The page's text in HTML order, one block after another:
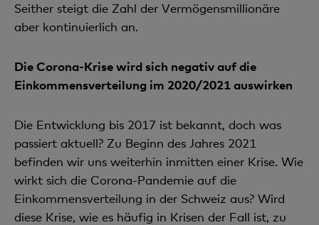
Seither steigt die Zahl der Vermögensmillionäre
aber kontinuierlich an.
Die Corona-Krise wird sich negativ auf die
Einkommensverteilung im 2020/2021 auswirken
Die Entwicklung bis 2017 ist bekannt, doch was
passiert aktuell? Zu Beginn des Jahres 2021
befinden wir uns weiterhin inmitten einer Krise. Wie
wirkt sich die Corona-Pandemie auf die
Einkommensvertei­lung in der Schweiz aus? Wird
diese Krise, wie es häufig in Krisen der Fall ist, zu